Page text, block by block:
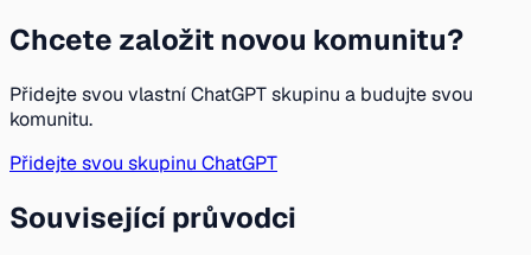
Chcete založit novou komunitu?
Přidejte svou vlastní ChatGPT skupinu a budujte svou
komunitu.
Přidejte svou skupinu ChatGPT
Související průvodci